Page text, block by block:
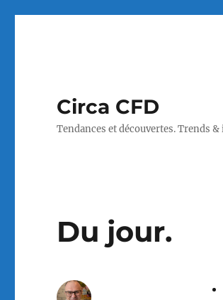
Circa CFD
Tendances et découvertes. Trends
Du jour.